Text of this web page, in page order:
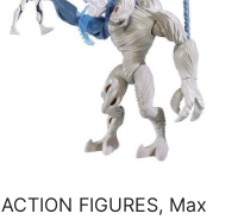
ACTION FIGURES, Max